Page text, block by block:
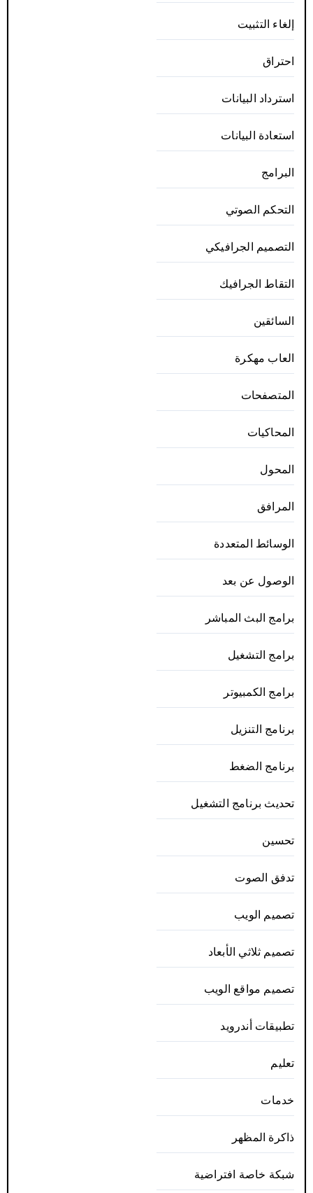
إلغاء التثبيت
احتراق
استرداد البيانات
استعادة البيانات
البرامج
التحكم الصوتي
التصميم الجرافيكي
التقاط الجرافيك
السائقين
العاب مهكرة
المتصفحات
المحاكيات
المحول
المرافق
الوسائط المتعددة
الوصول عن بعد
برامج البث المباشر
برامج التشغيل
برامج الكمبيوتر
برنامج التنزيل
برنامج الضغط
تحديث برنامج التشغيل
تحسين
تدفق الصوت
تصميم الويب
تصميم ثلاثي الأبعاد
تصميم مواقع الويب
تطبيقات أندرويد
تعليم
خدمات
ذاكرة المظهر
شبكة خاصة افتراضية